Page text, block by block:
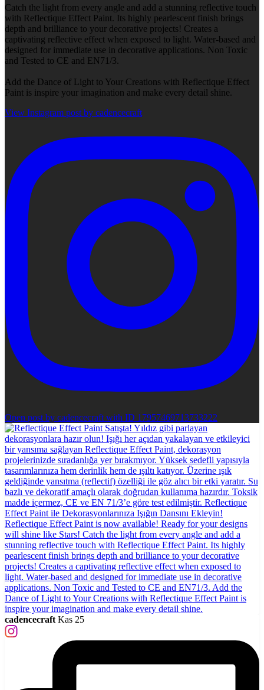
Catch the light from every angle and add a stunning reflective touch
with Reflectique Effect Paint. Its highly pearlescent finish brings
depth and brilliance to your decorative projects! Creates a
captivating reflective effect when exposed to light. Water-based and
designed for immediate use in decorative applications. Non Toxic
and Tested to CE and EN71/3.
Add the Dance of Light to Your Creations with Reflectique Effect
Paint is inspire your imagination and make every detail shine.
View Instagram post by cadencecraft
Open post by cadencecraft with ID 17957469713733222
cadencecraft Kas 25